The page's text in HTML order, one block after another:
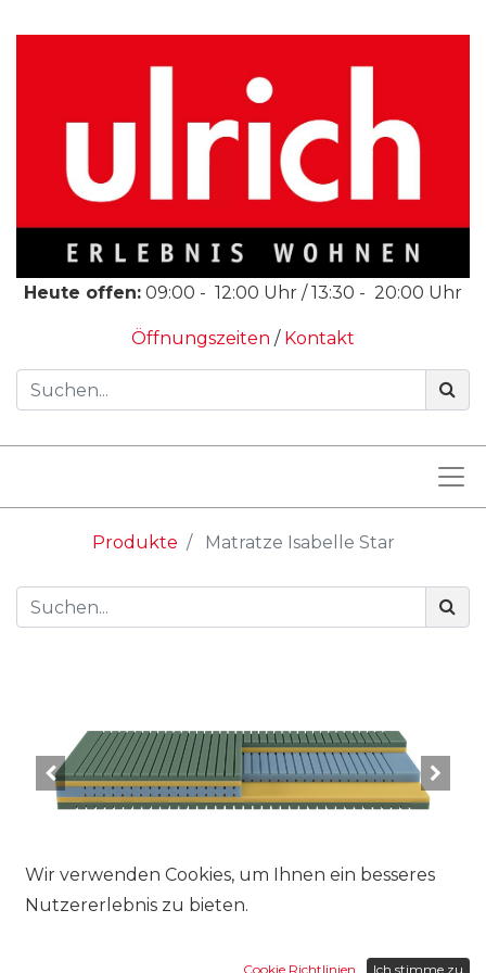
Heute offen: 09:00 - 12:00 Uhr /13:30 - 20:00 Uhr
Öffnungszeiten / Kontakt
Produkte Matratze Isabelle Star
Wir verwenden Cookies, um Ihnen ein besseres
Nutzererlebnis zu bieten.
Cookie Richtlinien Ich stimme zu